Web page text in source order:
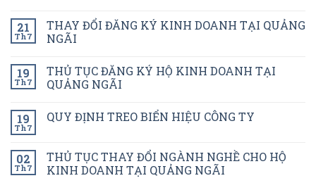
21
Th7
THAY ĐỔI ĐĂNG KÝ KINH DOANH TẠI QUẢNG
NGÃI
19
Th7
THỦ TỤC ĐĂNG KÝ HỘ KINH DOANH TẠI
QUẢNG NGÃI
19
Th7
QUY ĐỊNH TREO BIỂN HIỆU CÔNG TY
02
Th7
THỦ TỤC THAY ĐỔI NGÀNH NGHỀ CHO HỘ
KINH DOANH TẠI QUẢNG NGÃI